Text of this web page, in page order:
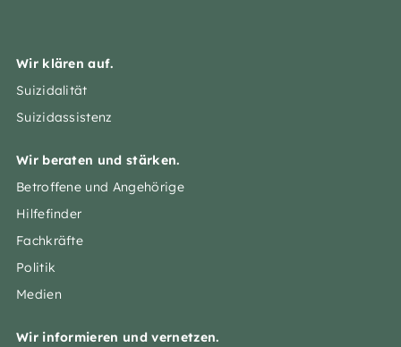
Wir klären auf.
Suizidalität
Suizidassistenz
Wir beraten und stärken.
Betroffene und Angehörige
Hilfefinder
Fachkräfte
Politik
Medien
Wir informieren und vernetzen.